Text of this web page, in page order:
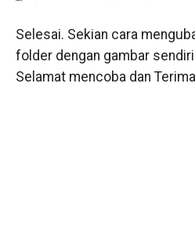
Selesai. Sekian cara
folder dengan gambar
Selamat mencoba dan